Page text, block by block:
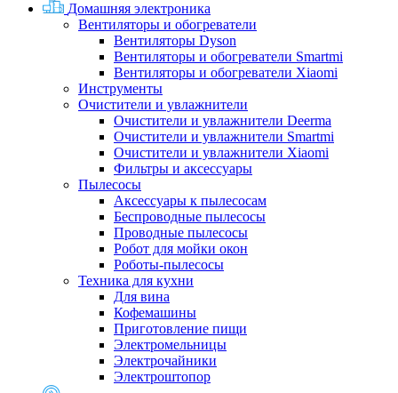
Домашняя электроника
Вентиляторы и обогреватели
Вентиляторы Dyson
Вентиляторы и обогреватели Smartmi
Вентиляторы и обогреватели Xiaomi
Инструменты
Очистители и увлажнители
Очистители и увлажнители Deerma
Очистители и увлажнители Smartmi
Очистители и увлажнители Xiaomi
Фильтры и аксессуары
Пылесосы
Аксессуары к пылесосам
Беспроводные пылесосы
Проводные пылесосы
Робот для мойки окон
Роботы-пылесосы
Техника для кухни
Для вина
Кофемашины
Приготовление пищи
Электромельницы
Электрочайники
Электроштопор